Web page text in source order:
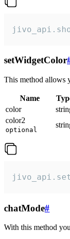
setWidgetColor
This method allows
Name
color
color2
optional
chatMode#
With this method